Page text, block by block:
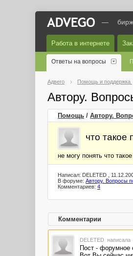
—
Работа в интернете
Ответы на вопросы
Адвего Помощь и поддержка
Автору.
Помощь / Автору.
что такое
не могу понять что
Написал: DELETED ,
В форуме: Автору. Вопросы
Комментариев: 4
Комментарии
DELETED написала
Пост - форумное